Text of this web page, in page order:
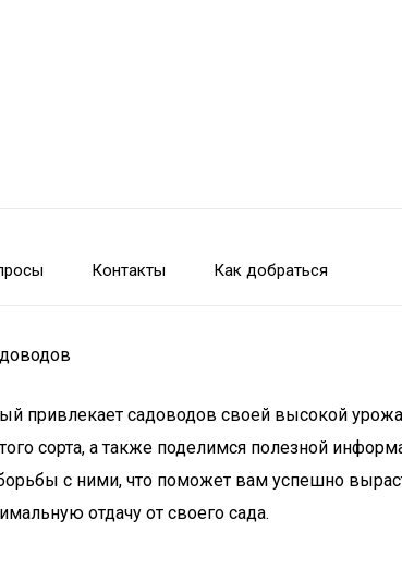
Контакты Как добраться
привлекает садоводов своей высокой
сорта, а также поделимся полезной
с ними, что поможет вам успешно
отдачу от своего сада.